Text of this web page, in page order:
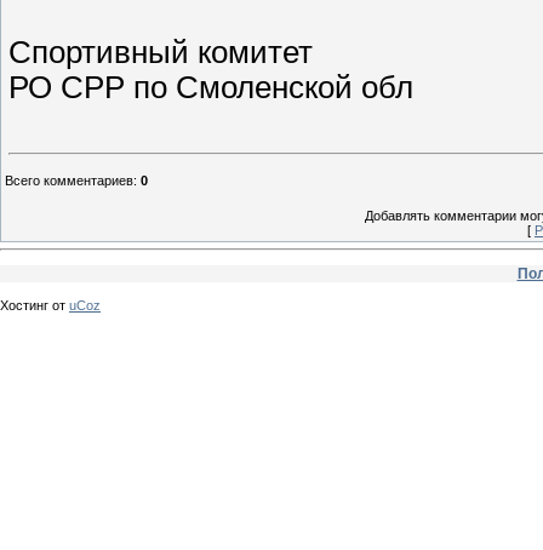
Спортивный комитет
РО СРР по Смоленской обл
Всего комментариев: 0
Добавлять комментарии
[
Хостинг от uCoz